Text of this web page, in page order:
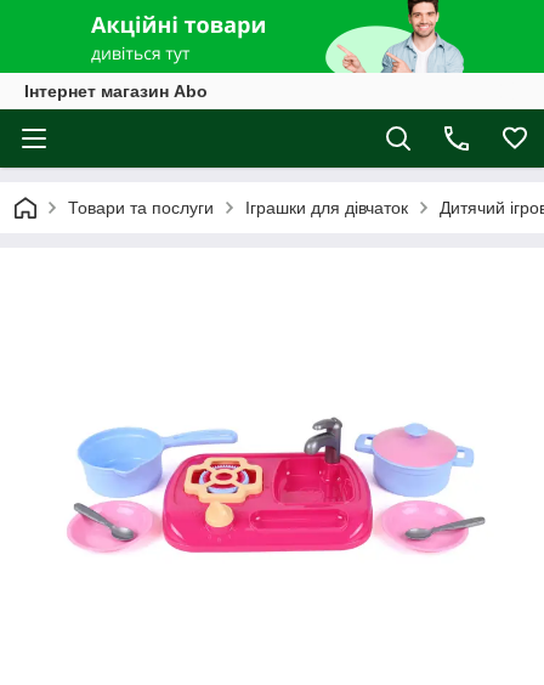
Інтернет магазин Abo
Товари та послуги Іграшки для дівчаток Дитячий